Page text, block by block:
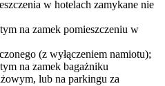
w hotelach zamykane nie
na zamek pomieszczeniu w
(z wyłączeniem namiotu);
na zamek bagażniku
lub na parkingu za